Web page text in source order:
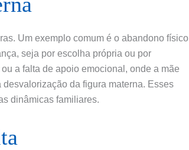
Um exemplo comum é o abandono físico
seja por escolha própria ou por
a falta de apoio emocional, onde a mãe
da figura materna. Esses
dinâmicas familiares.